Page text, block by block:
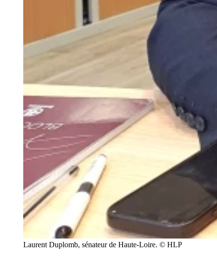
Laurent Duplomb, sénateur de Haute-Loire. © HLP